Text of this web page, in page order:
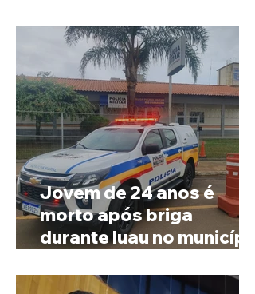
Jovem de 24 anos é
morto após briga
durante luau no município